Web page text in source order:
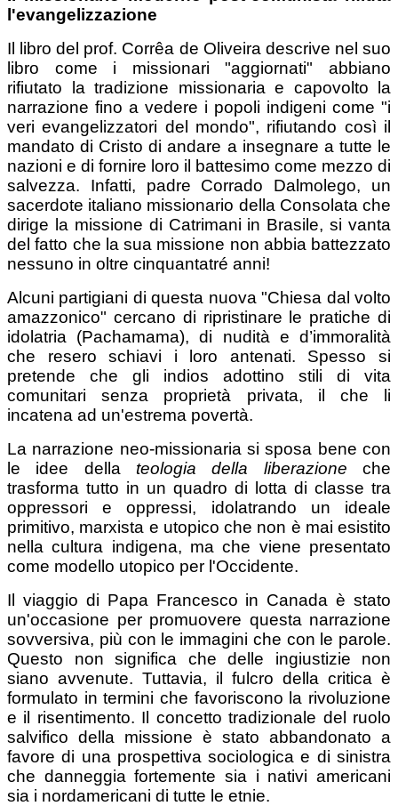
l'evangelizzazione
Il libro del prof. Corrêa de Oliveira descrive nel suo
libro come i missionari "aggiornati" abbiano
rifiutato la tradizione missionaria e capovolto la
narrazione fino a vedere i popoli indigeni come "i
veri evangelizzatori del mondo", rifiutando così il
mandato di Cristo di andare a insegnare a tutte le
nazioni e di fornire loro il battesimo come mezzo di
salvezza. Infatti, padre Corrado Dalmolego, un
sacerdote italiano missionario della Consolata che
dirige la missione di Catrimani in Brasile, si vanta
del fatto che la sua missione non abbia battezzato
nessuno in oltre cinquantatré anni!
Alcuni partigiani di questa nuova "Chiesa dal volto
amazzonico" cercano di ripristinare le pratiche di
idolatria (Pachamama), di nudità e d’immoralità
che resero schiavi i loro antenati. Spesso si
pretende che gli indios adottino stili di vita
comunitari senza proprietà privata, il che li
incatena ad un'estrema povertà.
La narrazione neo-missionaria si sposa bene con
le idee della teologia della liberazione che
trasforma tutto in un quadro di lotta di classe tra
oppressori e oppressi, idolatrando un ideale
primitivo, marxista e utopico che non è mai esistito
nella cultura indigena, ma che viene presentato
come modello utopico per l'Occidente.
Il viaggio di Papa Francesco in Canada è stato
un'occasione per promuovere questa narrazione
sovversiva, più con le immagini che con le parole.
Questo non significa che delle ingiustizie non
siano avvenute. Tuttavia, il fulcro della critica è
formulato in termini che favoriscono la rivoluzione
e il risentimento. Il concetto tradizionale del ruolo
salvifico della missione è stato abbandonato a
favore di una prospettiva sociologica e di sinistra
che danneggia fortemente sia i nativi americani
sia i nordamericani di tutte le etnie.